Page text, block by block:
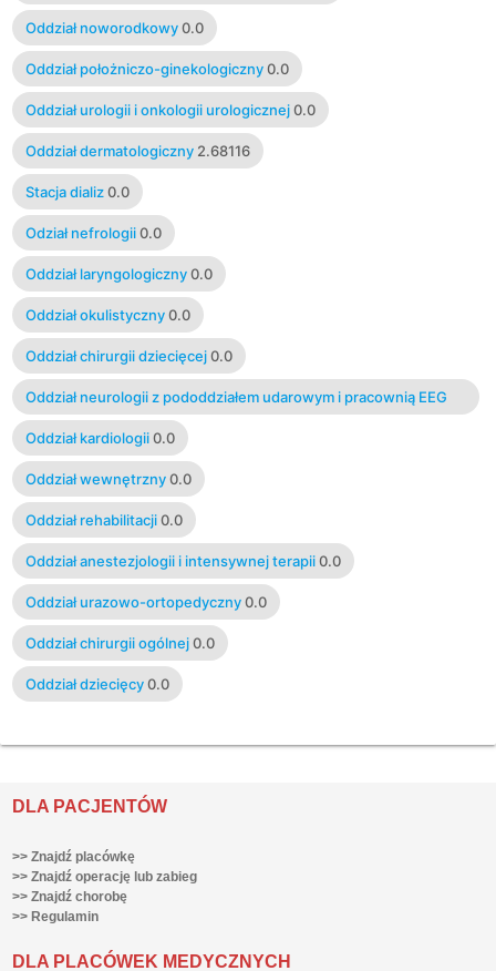
Oddział noworodkowy 0.0
Oddział położniczo-ginekologiczny 0.0
Oddział urologii i onkologii urologicznej 0.0
Oddział dermatologiczny 2.68116
Stacja dializ 0.0
Odział nefrologii 0.0
Oddział laryngologiczny 0.0
Oddział okulistyczny 0.0
Oddział chirurgii dziecięcej 0.0
Oddział neurologii z pododdziałem udarowym i pracownią EEG
0.0
Oddział kardiologii 0.0
Oddział wewnętrzny 0.0
Oddział rehabilitacji 0.0
Oddział anestezjologii i intensywnej terapii 0.0
Oddział urazowo-ortopedyczny 0.0
Oddział chirurgii ogólnej 0.0
Oddział dziecięcy 0.0
DLA PACJENTÓW
>> Znajdź placówkę
>> Znajdź operację lub zabieg
>> Znajdź chorobę
>> Regulamin
DLA PLACÓWEK MEDYCZNYCH